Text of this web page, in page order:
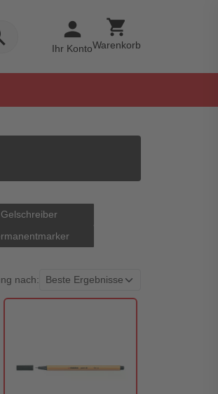
person
Ihr Konto
shopping_cart
Warenkorb
Gelschreiber
nach: